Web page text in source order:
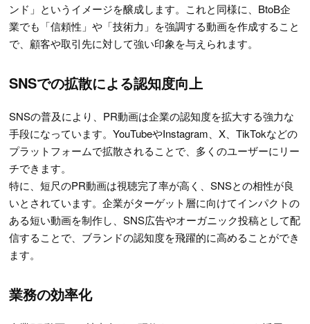
ンド」というイメージを醸成します。これと同様に、BtoB企
業でも「信頼性」や「技術力」を強調する動画を作成すること
で、顧客や取引先に対して強い印象を与えられます。
SNSでの拡散による認知度向上
SNSの普及により、PR動画は企業の認知度を拡大する強力な
手段になっています。YouTubeやInstagram、X、TikTokなどの
プラットフォームで拡散されることで、多くのユーザーにリー
チできます。
特に、短尺のPR動画は視聴完了率が高く、SNSとの相性が良
いとされています。企業がターゲット層に向けてインパクトの
ある短い動画を制作し、SNS広告やオーガニック投稿として配
信することで、ブランドの認知度を飛躍的に高めることができ
ます。
業務の効率化